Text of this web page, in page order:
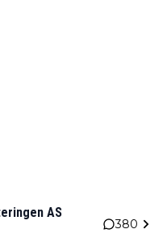
AS
380